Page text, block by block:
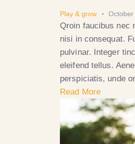
Play & grow
Qroin faucibus nec
nisi in consequat.
pulvinar. Integer
eleifend tellus.
perspiciatis, unde
Read More